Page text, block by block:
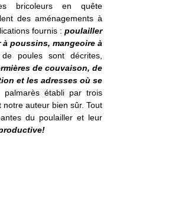
bricoleurs en quête
des aménagements à
fournis : poulailler
poussins, mangeoire à
poules sont décrites,
de couvaison, de
et les adresses où se
établi par trois
auteur bien sûr. Tout
du poulailler et leur